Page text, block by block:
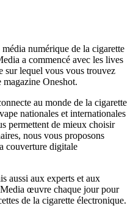
numérique de la cigarette
a commencé avec les lives
sur lequel vous vous trouvez
magazine Oneshot.
au monde de la cigarette
nationales et internationales
permettent de mieux choisir
nous vous proposons
couverture digitale
aussi aux experts et aux
œuvre chaque jour pour
de la cigarette électronique.